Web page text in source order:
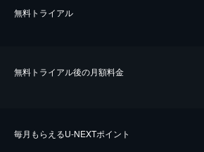
無料トライアル
無料トライアル後の⽉額料金
毎⽉もらえるU-NEXTポイント